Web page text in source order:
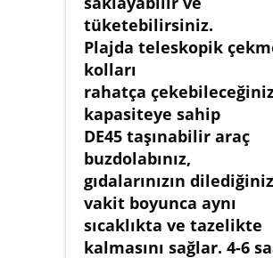
tüketebilirsiniz.
Plajda teleskopik
kolları
rahatça
kapasiteye sahip
DE45 taşınabilir araç
buzdolabınız,
gıdalarınızın dilediğiniz
vakit boyunca aynı
sıcaklıkta ve tazelikte
kalmasını sağlar. 4-6